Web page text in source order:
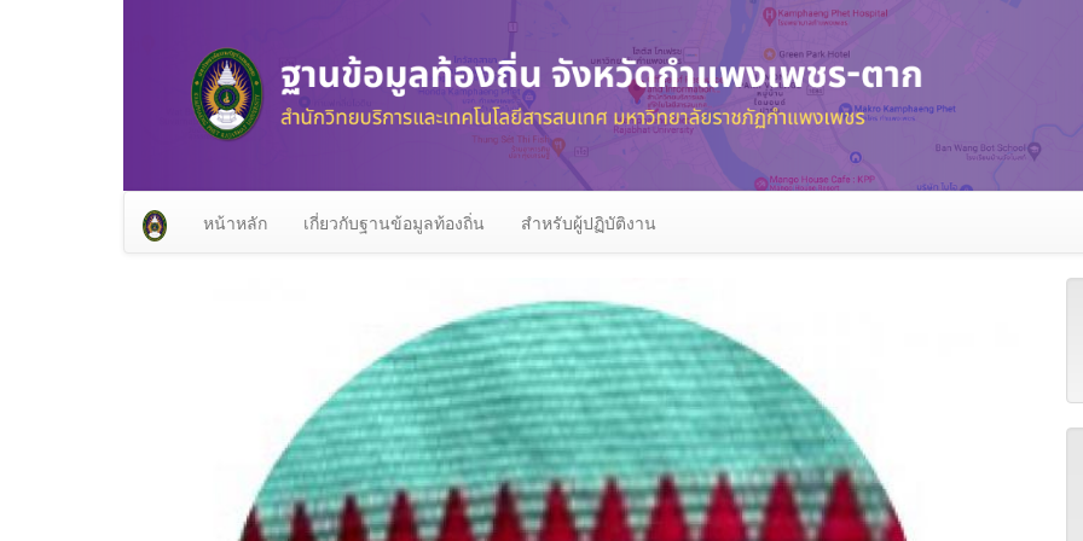
หน้าหลัก เกี่ยวกับฐานข้อมูลท้องถิ่น สำหรับผู้ปฏิบัติงาน